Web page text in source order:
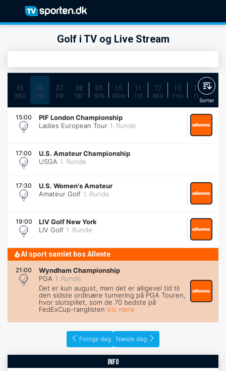
Golf i TV og Live Stream
05
WED
06
THU
07
FRI
08
SAT
09
SUN
10
MON
11
TUE
12
WED
13
THU
14
FRI
15
Sorter
15:00
PIF London Championship
Ladies European Tour 1. Runde
17:00
U.S. Amateur Championship
USGA 1. Runde
17:30
U.S. Women's Amateur
Amateur Golf 1. Runde
19:00
LIV Golf New York
LIV Golf 1. Runde
Al sport samlet hos Allente
21:00
Wyndham Championship
PGA 1. Runde
Det er kun august, men det er alligevel tid til
den sidste ordinære turnering på PGA Touren,
hvor slutspillet, som de 70 bedste på
FedExCup-ranglisten Vis mere
Forrige dag Næste dag
info